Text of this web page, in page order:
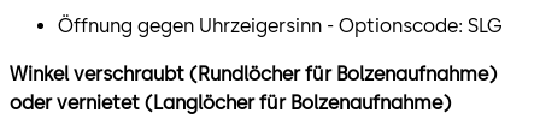
Öffnung gegen Uhrzeigersinn - Optionscode: SLG
Winkel verschraubt (Rundlöcher für Bolzenaufnahme)
oder vernietet (Langlöcher für Bolzenaufnahme)